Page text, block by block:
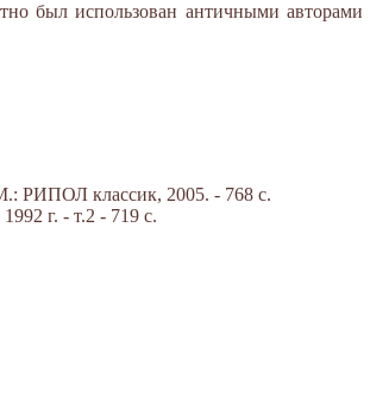
был использован античными авторами
РИПОЛ классик, 2005. - 768 с.
г. - т.2 - 719 с.